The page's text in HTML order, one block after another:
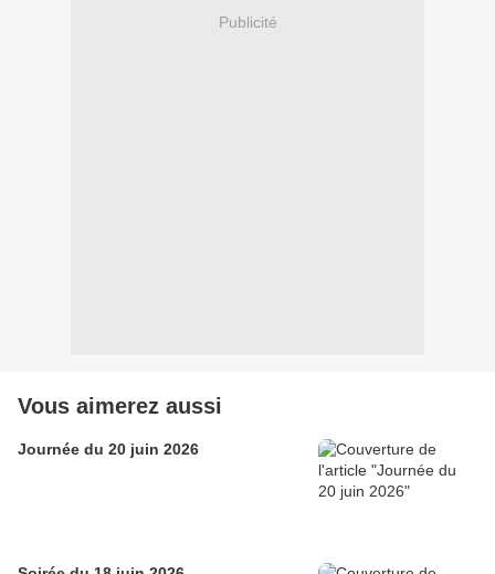
Publicité
Vous aimerez aussi
Journée du 20 juin 2026